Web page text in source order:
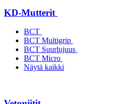
KD-Mutterit
BCT
BCT Multigrip
BCT Suurlujuus
BCT Micro
Näytä kaikki